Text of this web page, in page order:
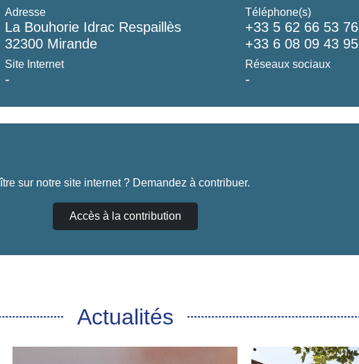
Adresse
La Bouhorie Idrac Respaillès
32300 Mirande
Téléphone(s)
+33 5 62 66 53 76
+33 6 08 09 43 95
Site Internet
-
Réseaux sociaux
-
sur notre site internet ? Demandez à contribuer.
Accès à la contribution
Actualités